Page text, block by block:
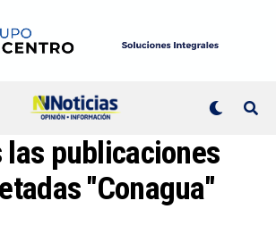
las publicaciones
"Conagua"